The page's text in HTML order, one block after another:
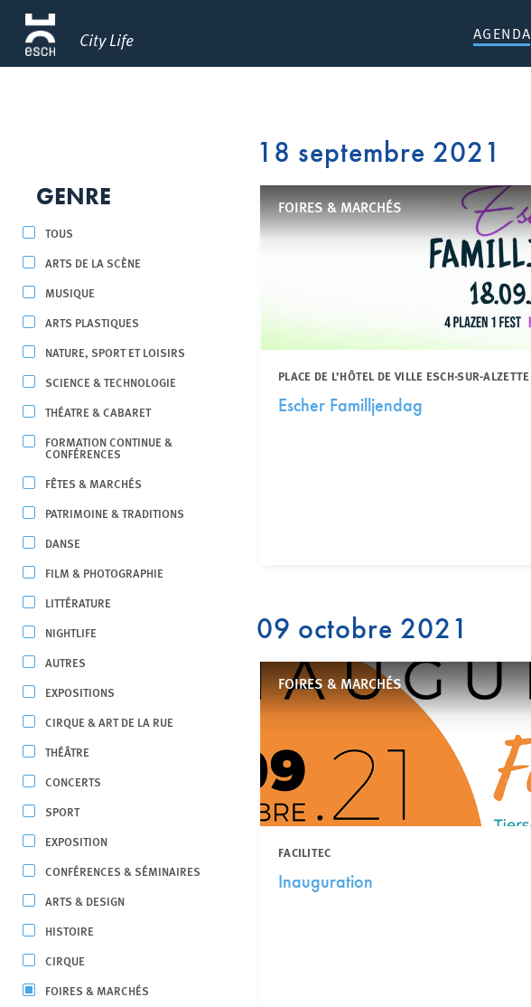
City Life AGENDA
GENRE
TOUS
ARTS DE LA SCÈNE
MUSIQUE
ARTS PLASTIQUES
NATURE, SPORT ET LOISIRS
SCIENCE & TECHNOLOGIE
THÉATRE & CABARET
FORMATION CONTINUE &
CONFÉRENCES
FÊTES & MARCHÉS
PATRIMOINE & TRADITIONS
DANSE
FILM & PHOTOGRAPHIE
LITTÉRATURE
NIGHTLIFE
AUTRES
EXPOSITIONS
CIRQUE & ART DE LA RUE
THÉÂTRE
CONCERTS
SPORT
EXPOSITION
CONFÉRENCES & SÉMINAIRES
ARTS & DESIGN
HISTOIRE
CIRQUE
FOIRES & MARCHÉS
18 septembre 2021
FOIRES & MARCHÉS
PLACE DE L’HÔTEL DE VILLE ESCH-SUR-ALZETTE
Escher Familljendag
09 octobre 2021
FOIRES & MARCHÉS
FACILITEC
Inauguration